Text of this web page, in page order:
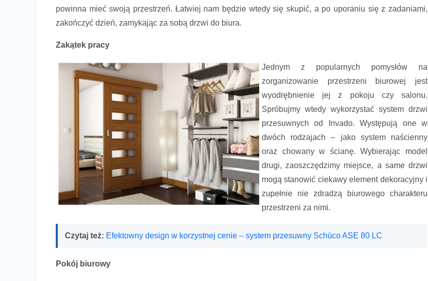
powinna mieć swoją przestrzeń. Łatwiej nam będzie wtedy się skupić, a po uporaniu się z zadaniami,
zakończyć dzień, zamykając za sobą drzwi do biura.
Zakątek pracy
Jednym z popularnych pomysłów na
zorganizowanie przestrzeni biurowej jest
wyodrębnienie jej z pokoju czy salonu.
Spróbujmy wtedy wykorzystać system drzwi
przesuwnych od Invado. Występują one w
dwóch rodzajach – jako system naścienny
oraz chowany w ścianę. Wybierając model
drugi, zaoszczędzimy miejsce, a same drzwi
mogą stanowić ciekawy element dekoracyjny i
zupełnie nie zdradzą biurowego charakteru
przestrzeni za nimi.
Czytaj też: Efektowny design w korzystnej cenie – system przesuwny Schüco ASE 80 LC
Pokój biurowy